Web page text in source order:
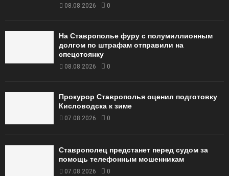
08.08.2026 0
На Ставрополье фуру с полумиллионным
долгом по штрафам отправили на
спецстоянку
08.08.2026 0
Прокурор Ставрополья оценил подготовку
Кисловодска к зиме
07.08.2026 0
Ставрополец предстанет перед судом за
помощь телефонным мошенникам
07.08.2026 0